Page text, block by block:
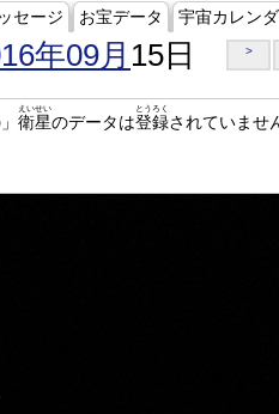
セージ お宝データ 宇宙カレン
年09月 15日 >
衛星
えいせい
のデータは登録
とうろく
されていませ